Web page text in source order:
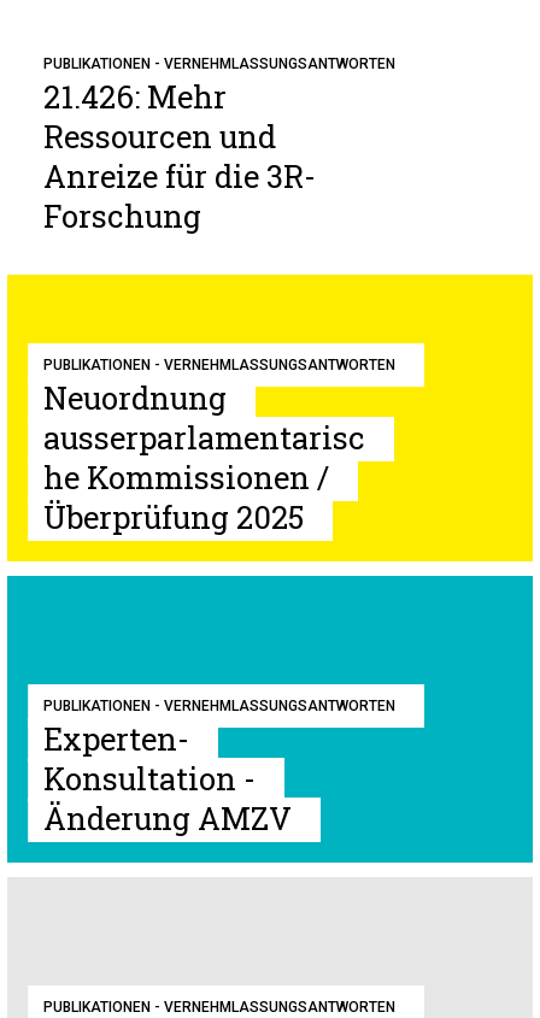
PUBLIKATIONEN - VERNEHMLASSUNGSANTWORTEN
21.426: Mehr
Ressourcen und
Anreize für die 3R-
Forschung
PUBLIKATIONEN - VERNEHMLASSUNGSANTWORTEN
Neuordnung
ausserparlamentarisc
he Kommissionen /
Überprüfung 2025
PUBLIKATIONEN - VERNEHMLASSUNGSANTWORTEN
Experten-
Konsultation -
Änderung AMZV
PUBLIKATIONEN - VERNEHMLASSUNGSANTWORTEN